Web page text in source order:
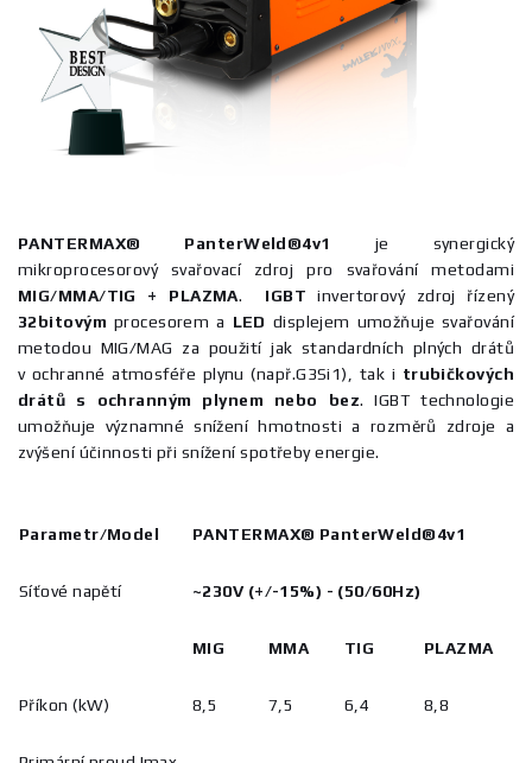
PANTERMAX® PanterWeld®4v1 je synergický
mikroprocesorový svařovací zdroj pro svařování metodami
MIG/MMA/TIG + PLAZMA. IGBT invertorový zdroj řízený
32bitovým procesorem a LED displejem umožňuje svařování
metodou MIG/MAG za použití jak standardních plných drátů
v ochranné atmosféře plynu (např.G3Si1), tak i trubičkových
drátů s ochranným plynem nebo bez. IGBT technologie
umožňuje významné snížení hmotnosti a rozměrů zdroje a
zvýšení účinnosti při snížení spotřeby energie.
Parametr/Model PANTERMAX® PanterWeld®4v1
Síťové napětí ~230V (+/-15%) - (50/60Hz)
MIG MMA TIG PLAZMA
Příkon (kW) 8,5 7,5 6,4 8,8